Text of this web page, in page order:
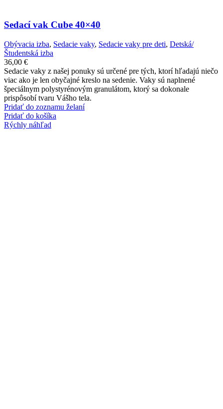
Sedací vak Cube 40×40
Obývacia izba, Sedacie vaky, Sedacie vaky pre deti, Detská/
Študentská izba
36,00 €
Sedacie vaky z našej ponuky sú určené pre tých, ktorí hľadajú niečo
viac ako je len obyčajné kreslo na sedenie. Vaky sú naplnené
špeciálnym polystyrénovým granulátom, ktorý sa dokonale
prispôsobí tvaru Vášho tela.
Pridať do zoznamu želaní
Pridať do košíka
Rýchly náhľad